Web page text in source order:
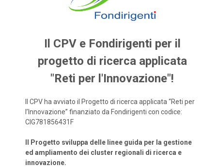
Il CPV e Fondirigenti per il
progetto di ricerca applicata
"Reti per l'Innovazione"!
Il CPV ha avviato il Progetto di ricerca applicata “Reti per
l’Innovazione” finanziato da Fondirigenti con codice:
CIG781856431F
Il Progetto sviluppa delle linee guida per la gestione
ed ampliamento dei cluster regionali di ricerca e
innovazione.